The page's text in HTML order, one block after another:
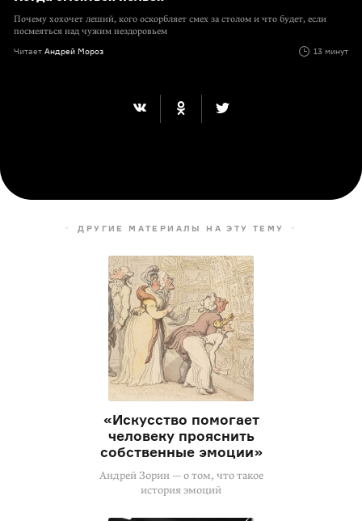
Почему хохочет леший, кого оскорбляет смех за столом и что будет, если
посмеяться над чужим нездоровьем
Читает Андрей Мороз 13 минут
ДРУГИЕ МАТЕРИАЛЫ НА ЭТУ ТЕМУ
«Искусство помогает
человеку прояснить
собственные эмоции»
Андрей Зорин — о том, что такое
история эмоций